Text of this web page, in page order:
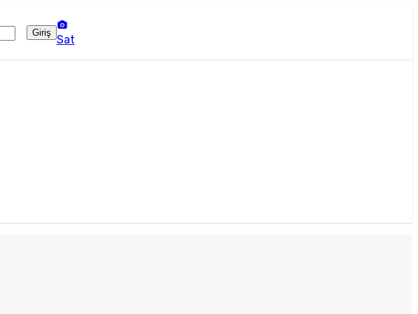
Giriş
Sat